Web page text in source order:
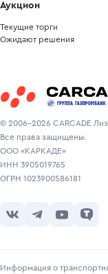
© 2006-2026 CARCADE
Все права защищены.
ООО «КАРКАДЕ»
ИНН 3905019765
ОГРН 1023900586181
Аукцион
Текущие торги
Ожидают решения
Информация о